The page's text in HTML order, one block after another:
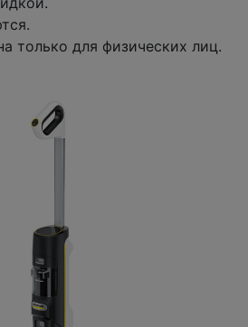
только для физических лиц.